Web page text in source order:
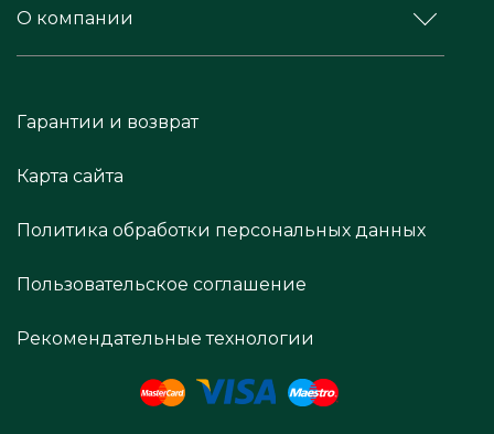
О компании
Гарантии и возврат
Карта сайта
Политика обработки персональных данных
Пользовательское соглашение
Рекомендательные технологии